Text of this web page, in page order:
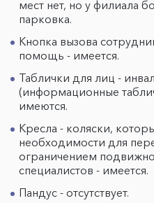
мест нет, но у филиала
парковка.
Кнопка вызова
помощь - имеется.
Таблички для лиц -
(информационные
имеются.
Кресла - коляски,
необходимости для
ограничением
специалистов - имеется.
Пандус - отсутствует.